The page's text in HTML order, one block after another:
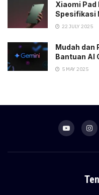
Xiaomi Pad
Spesifikasi
22 JULY 2025
Mudah dan
Bantuan AI
5 MAY 2025